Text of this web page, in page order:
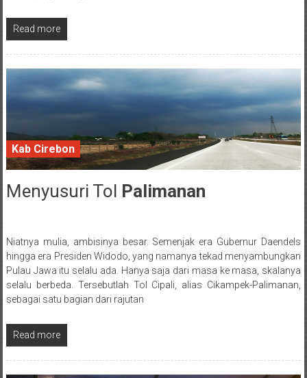
Read more
Kab Cirebon
29 September 2016
Menyusuri Tol Palimanan
Posted By: wirawan
Niatnya mulia, ambisinya besar. Semenjak era Gubernur Daendels
hingga era Presiden Widodo, yang namanya tekad menyambungkan
Pulau Jawa itu selalu ada. Hanya saja dari masa ke masa, skalanya
selalu berbeda. Tersebutlah Tol Cipali, alias Cikampek-Palimanan,
sebagai satu bagian dari rajutan
Read more